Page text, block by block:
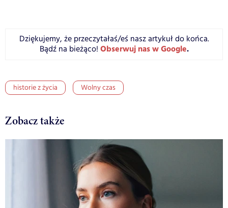
Dziękujemy, że przeczytałaś/eś nasz artykuł do końca.
Bądź na bieżąco! Obserwuj nas w Google.
historie z życia Wolny czas
Zobacz także